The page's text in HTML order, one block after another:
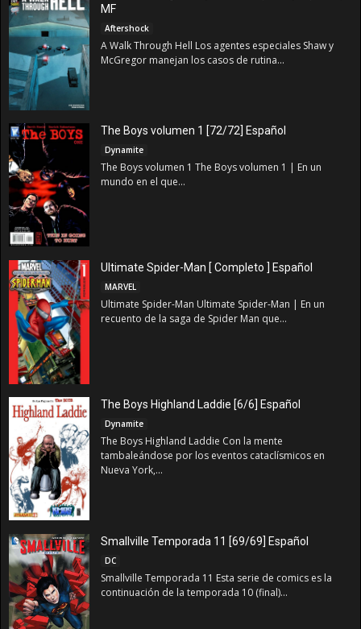
MF
Aftershock
A Walk Through Hell Los agentes especiales Shaw y
McGregor manejan los casos de rutina...
The Boys volumen 1 [72/72] Español
Dynamite
The Boys volumen 1 The Boys volumen 1 | En un
mundo en el que...
Ultimate Spider-Man [ Completo ] Español
MARVEL
Ultimate Spider-Man Ultimate Spider-Man | En un
recuento de la saga de Spider Man que...
The Boys Highland Laddie [6/6] Español
Dynamite
The Boys Highland Laddie Con la mente
tambaleándose por los eventos cataclísmicos en
Nueva York,...
Smallville Temporada 11 [69/69] Español
DC
Smallville Temporada 11 Esta serie de comics es la
continuación de la temporada 10 (final)...